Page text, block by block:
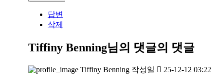
답변
삭제
Tiffiny Benning님의 댓글의 댓글
Tiffiny Benning 작성일 25-12-12 03:22